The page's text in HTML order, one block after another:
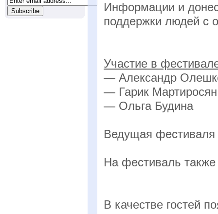
Информации и
поддержки людей с
Участие в
— Александр
— Гарик Мартиросян
— Ольга Будина
Ведущая
На фестиваль
В качестве гостей